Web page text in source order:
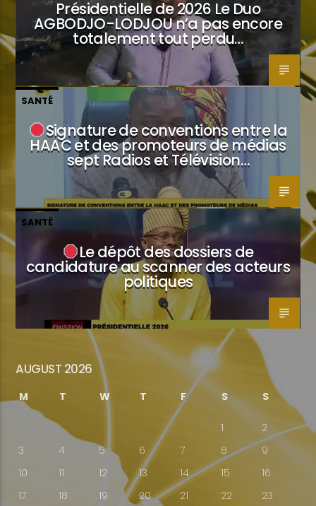
Présidentielle de 2026 Le Duo
AGBODJO-LODJOU n’a pas encore
totalement tout perdu…
SANTÉ
Signature de conventions entre la
HAAC et des promoteurs de médias
sept Radios et Télévision…
SANTÉ
Le dépôt des dossiers de
candidature au scanner des acteurs
politiques
AUGUST 2026
M T W T F S S
1
2
3
4 5 6 7 8
9
10
11 12 13 14 15
16
17
18 19 20 21 22
23